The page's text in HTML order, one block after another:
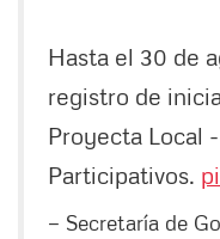
Hasta el 30 de
registro de
Proyecta Local
Participativos.
— Secretaría de